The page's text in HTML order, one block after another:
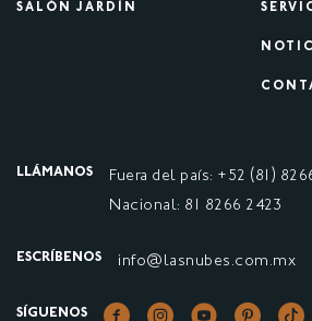
SALÓN JARDÍN
LLÁMANOS Fuera del país: +52 (81)
Nacional: 81 8266 2423
ESCRÍBENOS info@lasnubes.com.mx
SÍGUENOS